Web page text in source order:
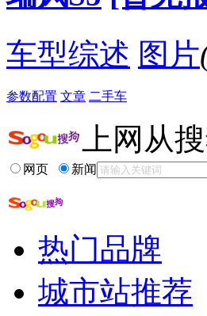
车型综述 图片
参数配置 文章 二手车
上网从
网页 新闻
热门品牌
城市站推荐